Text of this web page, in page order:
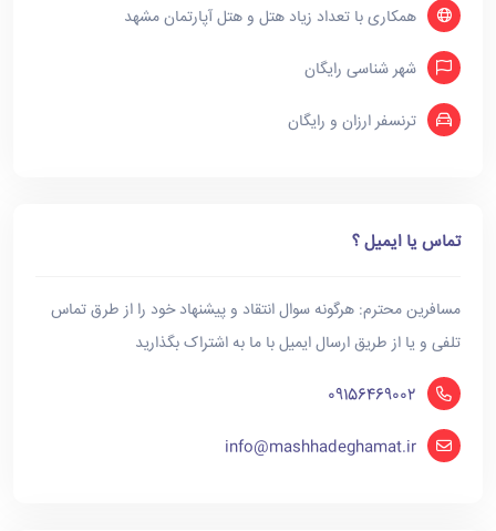
همکاری با تعداد زیاد هتل و هتل آپارتمان مشهد
شهر شناسی رایگان
ترنسفر ارزان و رایگان
تماس یا ایمیل ؟
مسافرین محترم: هرگونه سوال انتقاد و پیشنهاد خود را از طرق تماس
تلفی و یا از طریق ارسال ایمیل با ما به اشتراک بگذارید
09156469002
info@mashhadeghamat.ir